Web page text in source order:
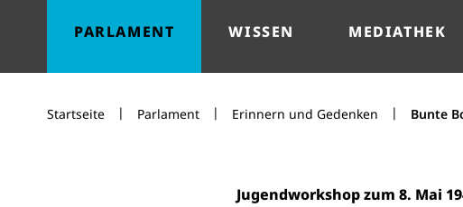
PARLAMENT WISSEN MEDIATHEK
Startseite | Parlament | Erinnern und Gedenken | Bunte
Jugendworkshop zum 8. Mai